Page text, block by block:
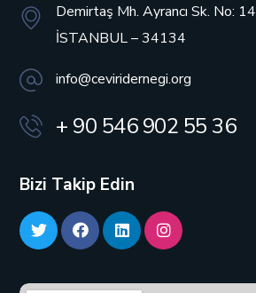
Demirtaş Mh. Ayrancı Sk. No: 14
İSTANBUL – 34134
info@ceviridernegi.org
+ 90 546 902 55 36
Bizi Takip Edin